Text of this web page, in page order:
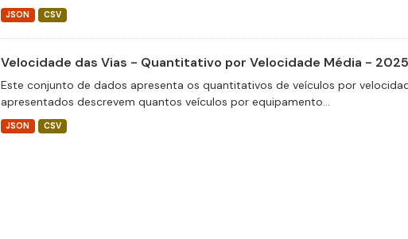
JSON CSV
Velocidade das Vias - Quantitativo por Velocidade Média - 2025
Este conjunto de dados apresenta os quantitativos de veículos por
apresentados descrevem quantos veículos por equipamento...
JSON CSV